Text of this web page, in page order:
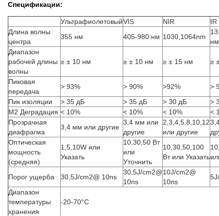
Спецификации:
УльтрафиолетовыйVIS NIR
IR
Длина волны
центра
355 нм 405-980 нм 1030,1064nm
нм
Диапазон
рабочей длины
волны
≥ ± 10 нм ≥ ± 10 нм ≥ ± 15 нм ≥
Пиковая
передача
> 93% > 90% >92%
>
Пик изоляции
> 35 дБ > 35 дБ > 30 дБ
>
M2 Деградация < 10% < 10% < 10%
<
Прозрачная
диафрагма
3,4 мм или другие
3,4 мм или
другие
2,3,4,5,8,10,12
или другие
Оптическая
мощность
(средняя)
1,5,10W или
Указать
10,30,50 Вт
или
Уточнить
10,30,50,100
Вт или Указать
Порог ущерба 30,5J/cm2@ 10ns
30,5J/cm2@
10ns
10J/cm2@
10ns
Диапазон
температуры
хранения
-20-70°C